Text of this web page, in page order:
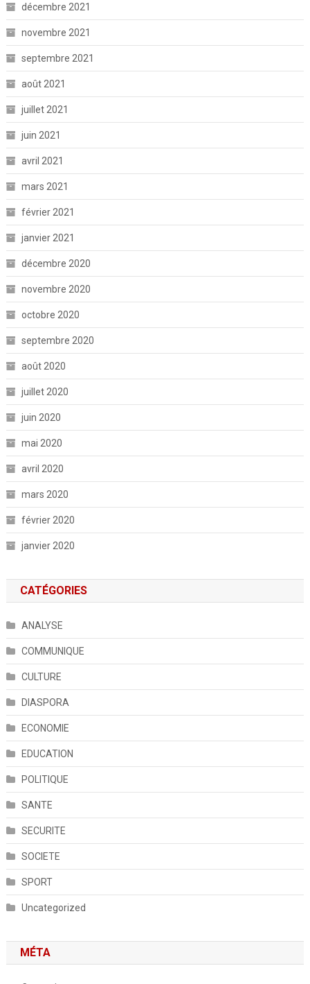
décembre 2021
novembre 2021
septembre 2021
août 2021
juillet 2021
juin 2021
avril 2021
mars 2021
février 2021
janvier 2021
décembre 2020
novembre 2020
octobre 2020
septembre 2020
août 2020
juillet 2020
juin 2020
mai 2020
avril 2020
mars 2020
février 2020
janvier 2020
CATÉGORIES
ANALYSE
COMMUNIQUE
CULTURE
DIASPORA
ECONOMIE
EDUCATION
POLITIQUE
SANTE
SECURITE
SOCIETE
SPORT
Uncategorized
MÉTA